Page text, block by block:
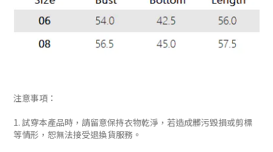
注意事項：
1. 試穿本產品時，請留意保持衣物乾淨，若造成髒污毀損或剪標
等情形，恕無法接受退換貨服務。